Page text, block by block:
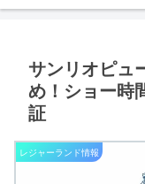
サンリオピュ
め！ショー時
証
レジャーランド情報